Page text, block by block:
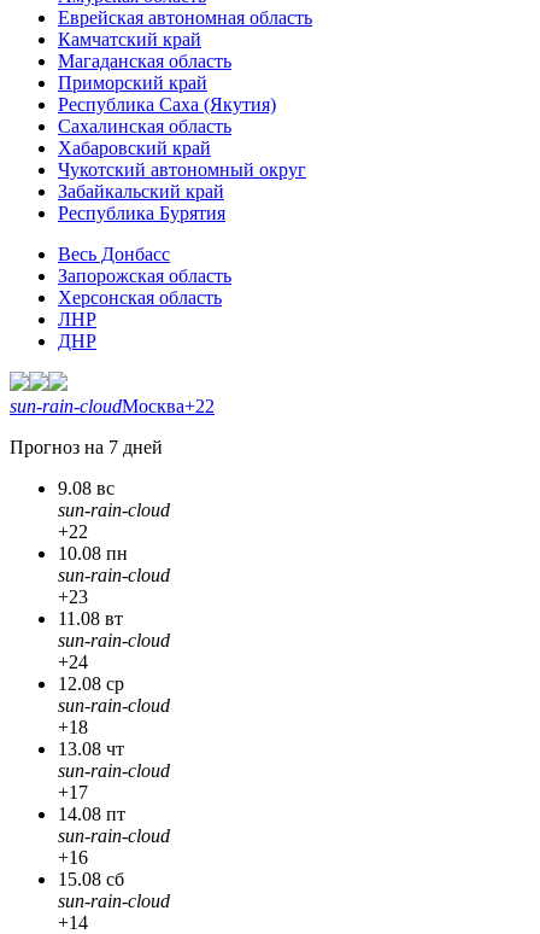
Еврейская автономная область
Камчатский край
Магаданская область
Приморский край
Республика Саха (Якутия)
Сахалинская область
Хабаровский край
Чукотский автономный округ
Забайкальский край
Республика Бурятия
Весь Донбасс
Запорожская область
Херсонская область
ЛНР
ДНР
sun-rain-cloudМосква+22
Прогноз на 7 дней
9.08 вс
sun-rain-cloud
+22
10.08 пн
sun-rain-cloud
+23
11.08 вт
sun-rain-cloud
+24
12.08 ср
sun-rain-cloud
+18
13.08 чт
sun-rain-cloud
+17
14.08 пт
sun-rain-cloud
+16
15.08 сб
sun-rain-cloud
+14